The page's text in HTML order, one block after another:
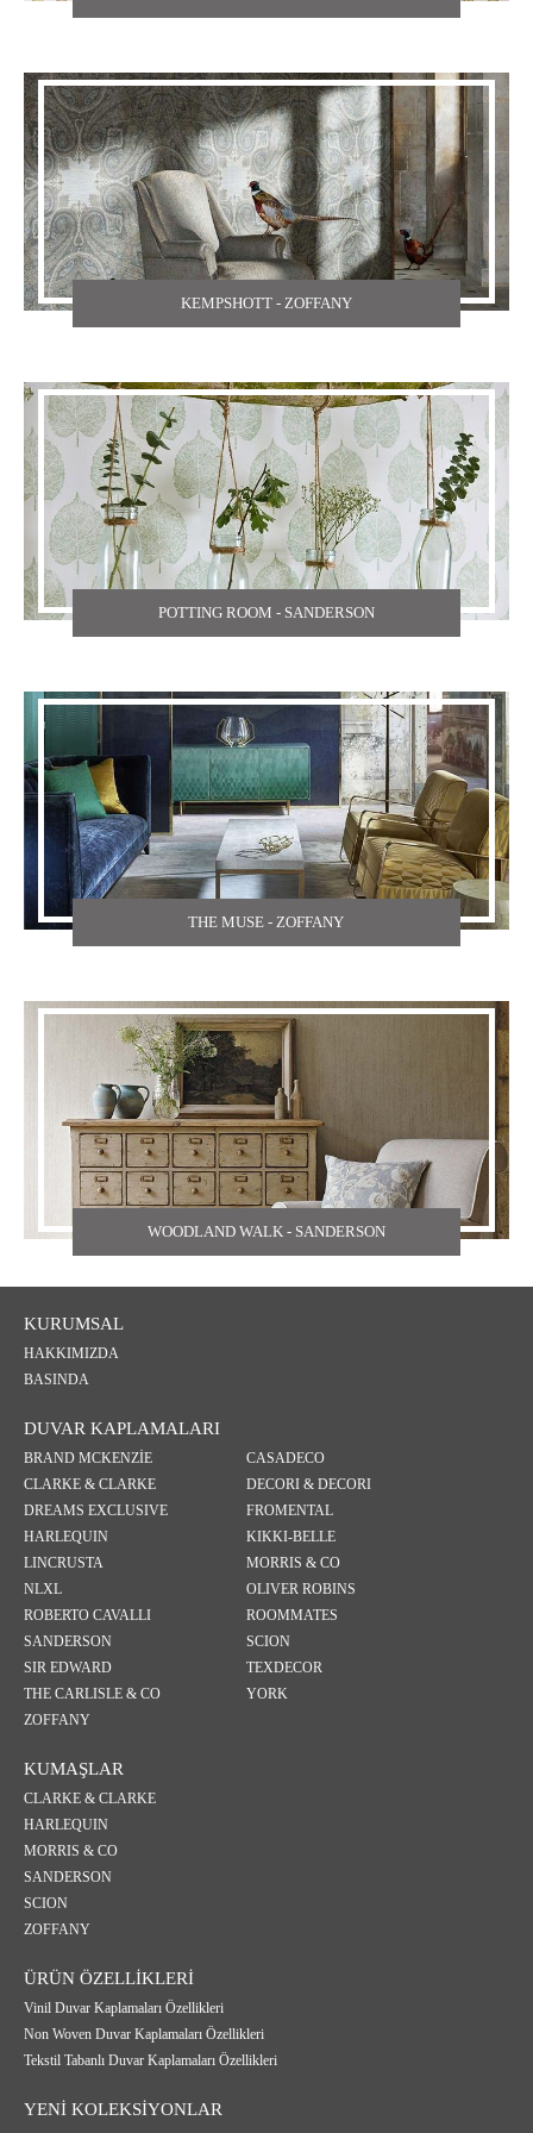
KEMPSHOTT - ZOFFANY
POTTING ROOM - SANDERSON
THE MUSE - ZOFFANY
WOODLAND WALK - SANDERSON
KURUMSAL
HAKKIMIZDA
BASINDA
DUVAR KAPLAMALARI
BRAND MCKENZİE
CASADECO
CLARKE & CLARKE
DECORI & DECORI
DREAMS EXCLUSIVE
FROMENTAL
HARLEQUIN
KIKKI-BELLE
LINCRUSTA
MORRIS & CO
NLXL
OLIVER ROBINS
ROBERTO CAVALLI
ROOMMATES
SANDERSON
SCION
SIR EDWARD
TEXDECOR
THE CARLISLE & CO
YORK
ZOFFANY
KUMAŞLAR
CLARKE & CLARKE
HARLEQUIN
MORRIS & CO
SANDERSON
SCION
ZOFFANY
ÜRÜN ÖZELLİKLERİ
Vinil Duvar Kaplamaları Özellikleri
Non Woven Duvar Kaplamaları Özellikleri
Tekstil Tabanlı Duvar Kaplamaları Özellikleri
YENİ KOLEKSİYONLAR
THE CARLISLE & CO
YORK
ZOFFANY